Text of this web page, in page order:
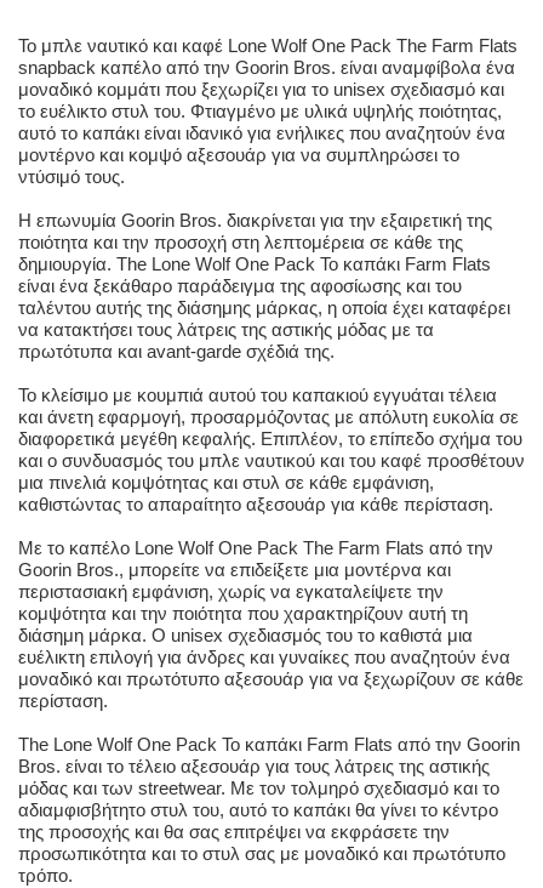
Το μπλε ναυτικό και καφέ Lone Wolf One Pack The Farm Flats
snapback καπέλο από την Goorin Bros. είναι αναμφίβολα ένα
μοναδικό κομμάτι που ξεχωρίζει για το unisex σχεδιασμό και
το ευέλικτο στυλ του. Φτιαγμένο με υλικά υψηλής ποιότητας,
αυτό το καπάκι είναι ιδανικό για ενήλικες που αναζητούν ένα
μοντέρνο και κομψό αξεσουάρ για να συμπληρώσει το
ντύσιμό τους.
Η επωνυμία Goorin Bros. διακρίνεται για την εξαιρετική της
ποιότητα και την προσοχή στη λεπτομέρεια σε κάθε της
δημιουργία. The Lone Wolf One Pack Το καπάκι Farm Flats
είναι ένα ξεκάθαρο παράδειγμα της αφοσίωσης και του
ταλέντου αυτής της διάσημης μάρκας, η οποία έχει καταφέρει
να κατακτήσει τους λάτρεις της αστικής μόδας με τα
πρωτότυπα και avant-garde σχέδιά της.
Το κλείσιμο με κουμπιά αυτού του καπακιού εγγυάται τέλεια
και άνετη εφαρμογή, προσαρμόζοντας με απόλυτη ευκολία σε
διαφορετικά μεγέθη κεφαλής. Επιπλέον, το επίπεδο σχήμα του
και ο συνδυασμός του μπλε ναυτικού και του καφέ προσθέτουν
μια πινελιά κομψότητας και στυλ σε κάθε εμφάνιση,
καθιστώντας το απαραίτητο αξεσουάρ για κάθε περίσταση.
Με το καπέλο Lone Wolf One Pack The Farm Flats από την
Goorin Bros., μπορείτε να επιδείξετε μια μοντέρνα και
περιστασιακή εμφάνιση, χωρίς να εγκαταλείψετε την
κομψότητα και την ποιότητα που χαρακτηρίζουν αυτή τη
διάσημη μάρκα. Ο unisex σχεδιασμός του το καθιστά μια
ευέλικτη επιλογή για άνδρες και γυναίκες που αναζητούν ένα
μοναδικό και πρωτότυπο αξεσουάρ για να ξεχωρίζουν σε κάθε
περίσταση.
The Lone Wolf One Pack Το καπάκι Farm Flats από την Goorin
Bros. είναι το τέλειο αξεσουάρ για τους λάτρεις της αστικής
μόδας και των streetwear. Με τον τολμηρό σχεδιασμό και το
αδιαμφισβήτητο στυλ του, αυτό το καπάκι θα γίνει το κέντρο
της προσοχής και θα σας επιτρέψει να εκφράσετε την
προσωπικότητα και το στυλ σας με μοναδικό και πρωτότυπο
τρόπο.